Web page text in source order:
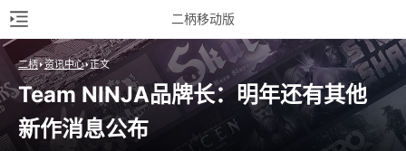
二柄移动版
二柄 资讯中心 正文
Team NINJA品牌长：明年还有其他
新作消息公布